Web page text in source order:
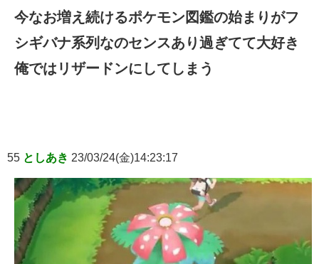
今なお増え続けるポケモン図鑑の始まりがフ
シギバナ系列なのセンスあり過ぎてて大好き
俺ではリザードンにしてしまう
55 としあき 23/03/24(金)14:23:17